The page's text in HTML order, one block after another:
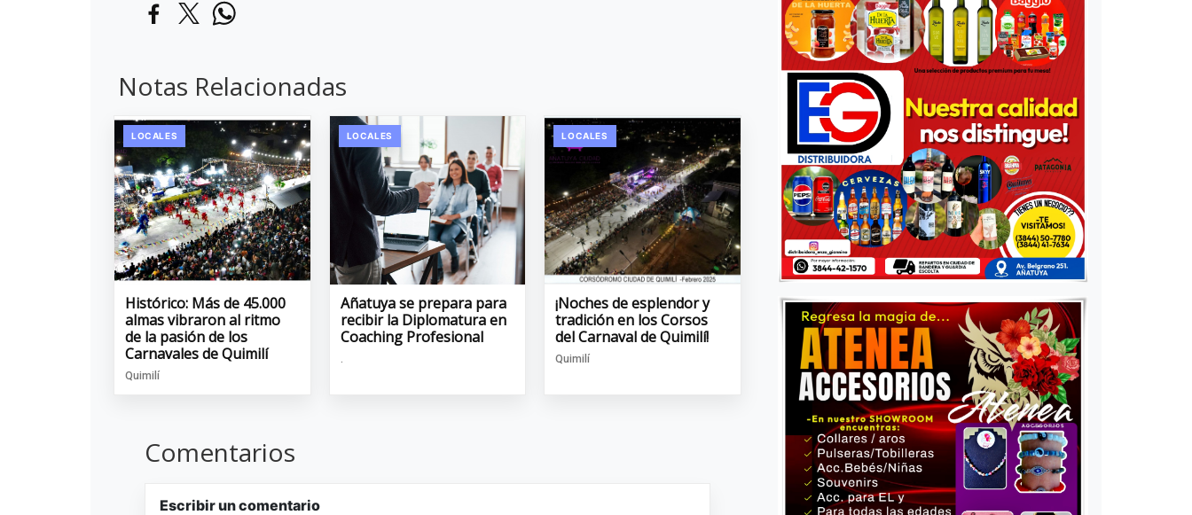
Notas Relacionadas
LOCALES
Histórico: Más de 45.000
almas vibraron al ritmo
de la pasión de los
Carnavales de Quimilí
Quimilí
LOCALES
Añatuya se prepara para
recibir la Diplomatura en
Coaching Profesional
LOCALES
¡Noches de esplendor y
tradición en los Corsos
del Carnaval de Quimilí!
Quimilí
Comentarios
Escribir un comentario